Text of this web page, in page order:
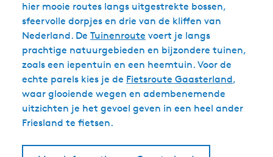
hier mooie routes langs uitgestrekte bossen,
sfeervolle dorpjes en drie van de kliffen van
Nederland. De Tuinenroute voert je langs
prachtige natuurgebieden en bijzondere tuinen,
zoals een iepentuin en een heemtuin. Voor de
echte parels kies je de Fietsroute Gaasterland,
waar glooiende wegen en adembenemende
uitzichten je het gevoel geven in een heel ander
Friesland te fietsen.